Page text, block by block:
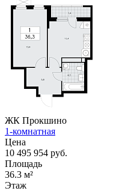
ЖК Прокшино
1-комнатная
Цена
10 495 954 руб.
Площадь
36.3 м²
Этаж